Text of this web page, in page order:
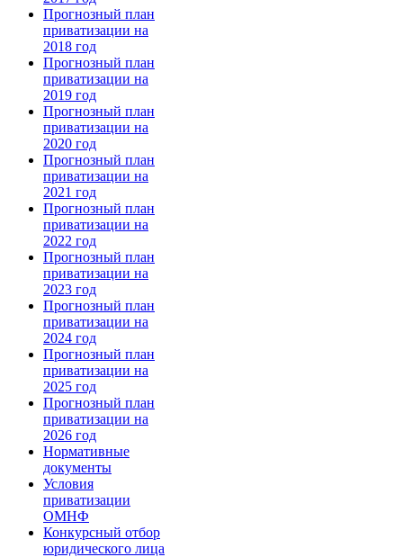
Прогнозный план
приватизации на
2018 год
Прогнозный план
приватизации на
2019 год
Прогнозный план
приватизации на
2020 год
Прогнозный план
приватизации на
2021 год
Прогнозный план
приватизации на
2022 год
Прогнозный план
приватизации на
2023 год
Прогнозный план
приватизации на
2024 год
Прогнозный план
приватизации на
2025 год
Прогнозный план
приватизации на
2026 год
Нормативные
документы
Условия
приватизации
ОМНФ
Конкурсный отбор
юридического лица